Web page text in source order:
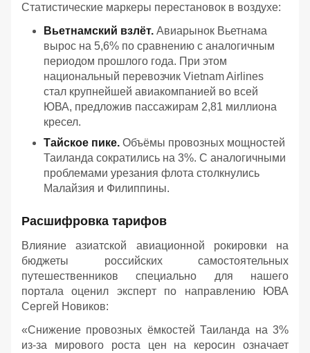
Статистические маркеры перестановок в воздухе:
Вьетнамский взлёт. Авиарынок Вьетнама
вырос на 5,6% по сравнению с аналогичным
периодом прошлого года. При этом
национальный перевозчик Vietnam Airlines
стал крупнейшей авиакомпанией во всей
ЮВА, предложив пассажирам 2,81 миллиона
кресел.
Тайское пике. Объёмы провозных мощностей
Таиланда сократились на 3%. С аналогичными
проблемами урезания флота столкнулись
Малайзия и Филиппины.
Расшифровка тарифов
Влияние азиатской авиационной рокировки на
бюджеты российских самостоятельных
путешественников специально для нашего
портала оценил эксперт по направлению ЮВА
Сергей Новиков:
«Снижение провозных ёмкостей Таиланда на 3%
из-за мирового роста цен на керосин означает